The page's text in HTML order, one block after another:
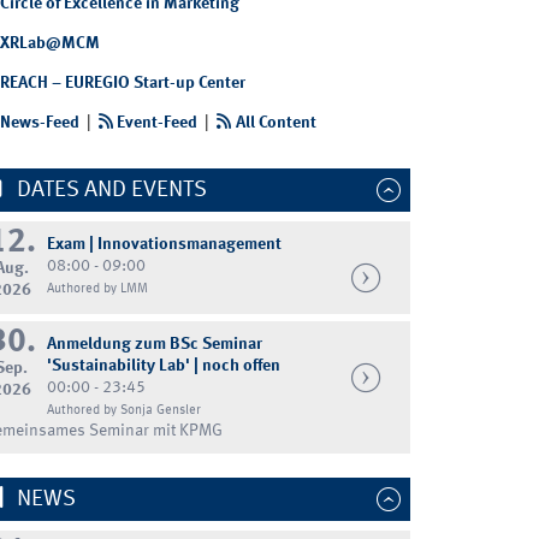
XRLab@MCM
REACH – EUREGIO Start-up Center
News-Feed Event-Feed | All Content
DATES AND EVENTS
Exam | Innovationsmanagement
08:00 - 09:00
Authored by LMM
Anmeldung zum BSc Seminar
'Sustainability Lab' | noch offen
00:00 - 23:45
Authored by Sonja Gensler
Seminar mit KPMG
NEWS